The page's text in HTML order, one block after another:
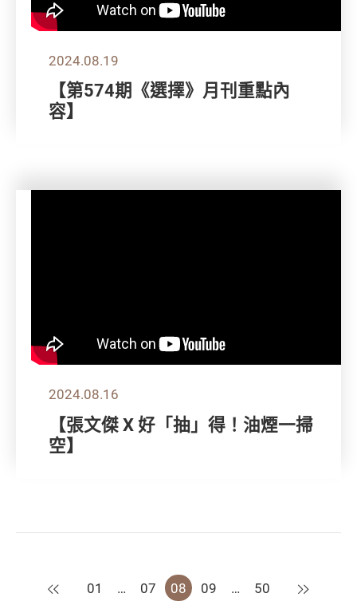
2024.08.19
【第574期《選擇》月刊重點內
容】
2024.08.16
【張文傑 X 好「抽」得！油煙一掃
空】
上一頁
01 … 07 08 09 … 50 下一頁